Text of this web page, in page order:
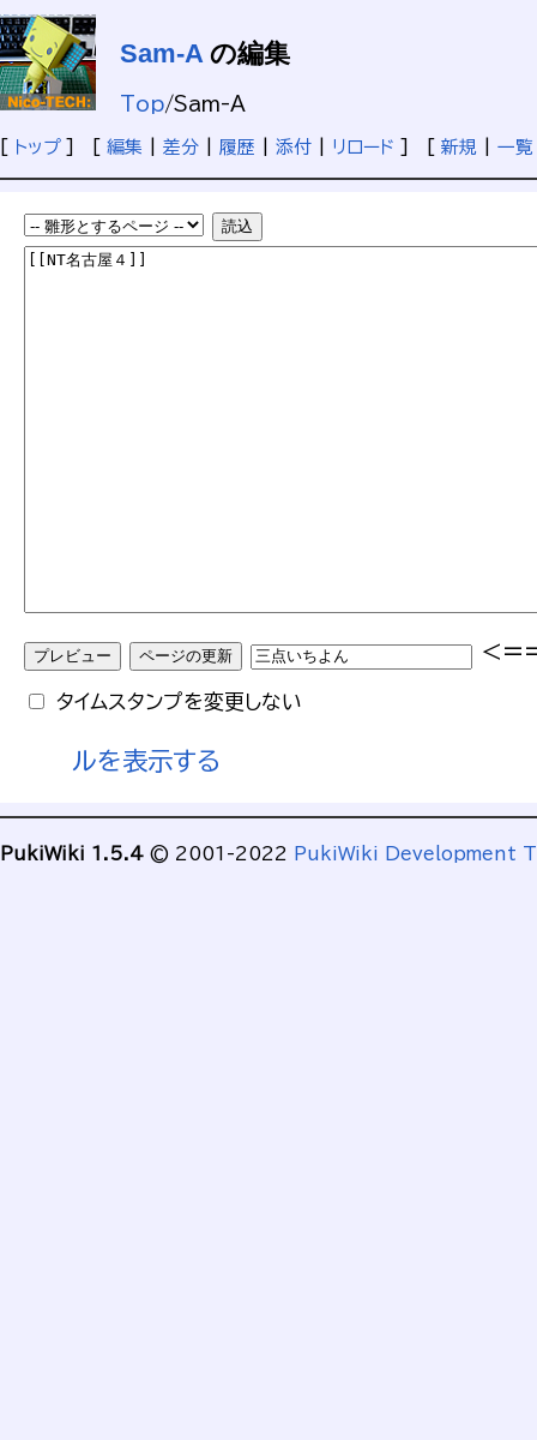
Sam-Aの編集
Top/Sam-A
トップ] [ 編集 差分 履歴 添付 リロード 新規 一覧
タイムスタンプを変更しない
ルを表示する
PukiWiki 1.5.4 © 2001-2022 PukiWiki Development